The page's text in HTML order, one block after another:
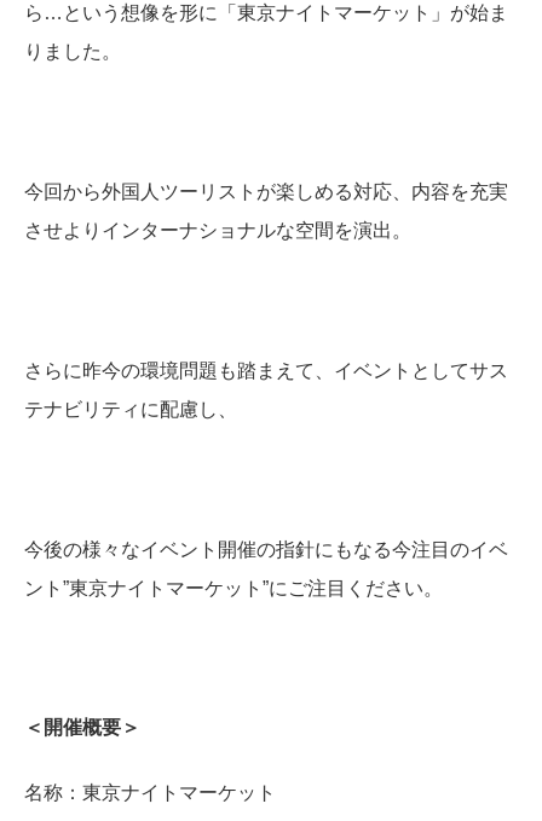
ら…という想像を形に「東京ナイトマーケット」が始ま
りました。
今回から外国人ツーリストが楽しめる対応、内容を充実
させよりインターナショナルな空間を演出。
さらに昨今の環境問題も踏まえて、イベントとしてサス
テナビリティに配慮し、
今後の様々なイベント開催の指針にもなる今注目のイベ
ント”東京ナイトマーケット”にご注目ください。
＜開催概要＞
名称：東京ナイトマーケット